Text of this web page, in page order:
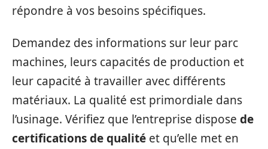
répondre à vos besoins spécifiques.
Demandez des informations sur leur parc
machines, leurs capacités de production et
leur capacité à travailler avec différents
matériaux. La qualité est primordiale dans
l’usinage. Vérifiez que l’entreprise dispose de
certifications de qualité et qu’elle met en